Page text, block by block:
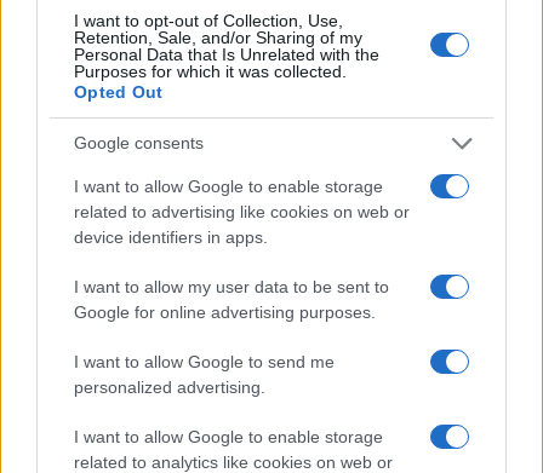
I want to opt-out of Collection, Use,
Retention, Sale, and/or Sharing of my
Personal Data that Is Unrelated with the
Purposes for which it was collected.
Opted Out
Google consents
I want to allow Google to enable storage
related to advertising like cookies on web or
device identifiers in apps.
I want to allow my user data to be sent to
Google for online advertising purposes.
I want to allow Google to send me
personalized advertising.
I want to allow Google to enable storage
related to analytics like cookies on web or
CRÓNICA
Tragedia en Santa Susanna: un bombero
Un bombero de la Generalitat pierde la vida…